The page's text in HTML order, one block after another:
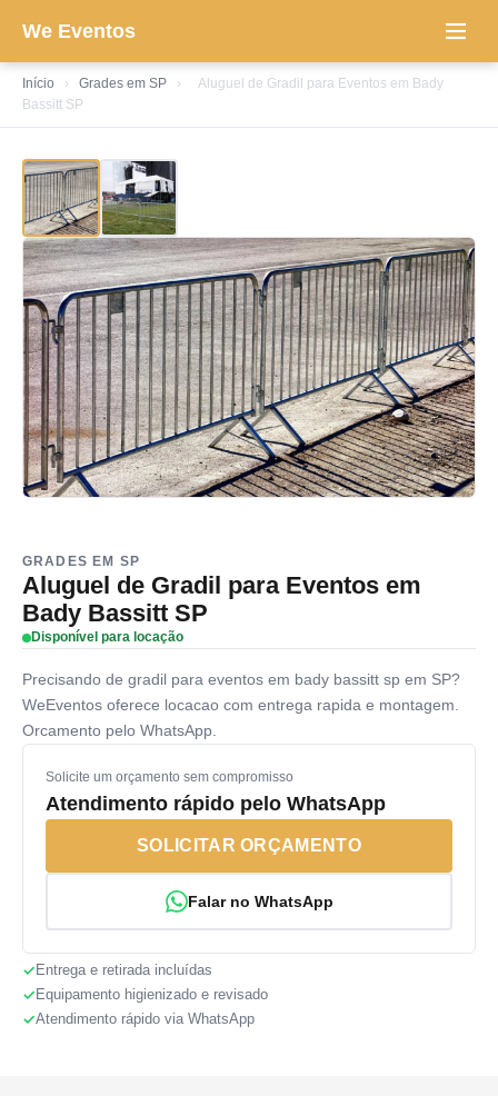
We Eventos
Início › Grades em SP ›
Aluguel de Gradil para Eventos em Bady
Bassitt SP
GRADES EM SP
Aluguel de Gradil para Eventos em
Bady Bassitt SP
Disponível para locação
Precisando de gradil para eventos em bady bassitt sp em SP?
WeEventos oferece locacao com entrega rapida e montagem.
Orcamento pelo WhatsApp.
Solicite um orçamento sem compromisso
Atendimento rápido pelo WhatsApp
SOLICITAR ORÇAMENTO
Falar no WhatsApp
Entrega e retirada incluídas
Equipamento higienizado e revisado
Atendimento rápido via WhatsApp